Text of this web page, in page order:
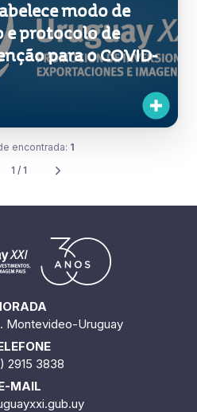
modo de
protocolo de
para o COVID-
encontrada: 1
1 / 1
Montevideo-Uruguay
2915 3838
MAIL